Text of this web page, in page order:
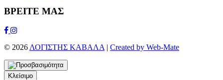
ΒΡΕΙΤΕ ΜΑΣ
Facebook
Instagram
© 2026 ΛΟΓΙΣΤΗΣ ΚΑΒΑΛΑ | Created by Web-Mate
Κλείσιμο